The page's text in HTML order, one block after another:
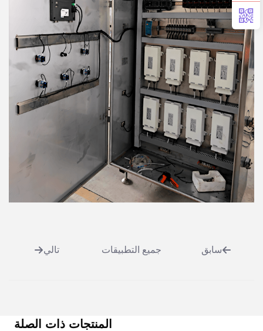
سابق جميع التطبيقات تالي
المنتجات ذات الصلة